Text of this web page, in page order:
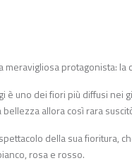
meravigliosa protagonista: la
è uno dei fiori più diffusi nei
bellezza allora così rara
della sua fioritura,
rosa e rosso.